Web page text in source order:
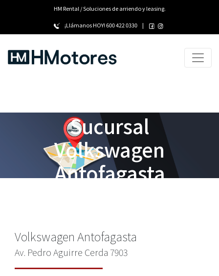
HM Rental / Soluciones de arriendo y leasing.
¡Llámanos HOY!600 422 0330 |
Sucursal
Volkswagen
Antofagasta
Volkswagen Antofagasta
Av. Pedro Aguirre Cerda 7903